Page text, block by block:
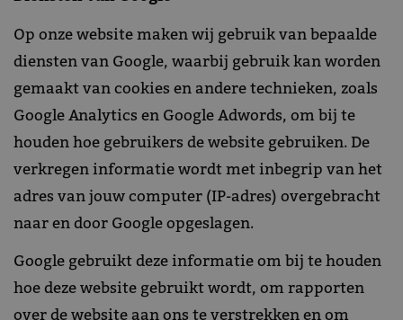
Op onze website maken wij gebruik van bepaalde
diensten van Google, waarbij gebruik kan worden
gemaakt van cookies en andere technieken, zoals
Google Analytics en Google Adwords, om bij te
houden hoe gebruikers de website gebruiken. De
verkregen informatie wordt met inbegrip van het
adres van jouw computer (IP-adres) overgebracht
naar en door Google opgeslagen.
Google gebruikt deze informatie om bij te houden
hoe deze website gebruikt wordt, om rapporten
over de website aan ons te verstrekken en om